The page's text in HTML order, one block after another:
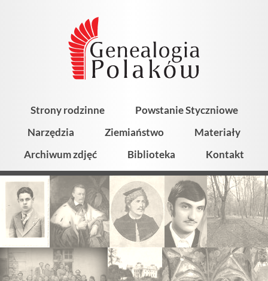
Strony rodzinne
Powstanie Styczniowe
Narzędzia
Ziemiaństwo
Materiały
Archiwum zdjęć
Biblioteka Kontakt